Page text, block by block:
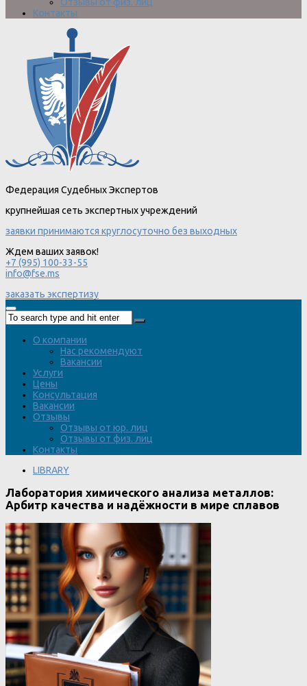
Отзывы от физ. лиц
Контакты
Федерация Судебных Экспертов
крупнейшая сеть экспертных учреждений
заявки принимаются круглосуточно без выходных
Ждем ваших заявок!
+7 (995) 100-33-55
info@fse.ms
заказать экспертизу
О компании
Нас рекомендуют
Вакансии
Услуги
Цены
Консультация
Вакансии
Отзывы
Отзывы от юр. лиц
Отзывы от физ. лиц
Контакты
LIBRARY
Лаборатория химического анализа металлов:
Арбитр качества и надёжности в мире сплавов